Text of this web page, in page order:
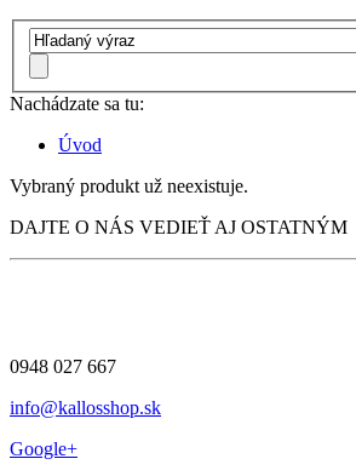
Nachádzate sa tu:
Úvod
Vybraný produkt už neexistuje.
DAJTE O NÁS VEDIEŤ AJ OSTATNÝM
0948 027 667
info@kallosshop.sk
Google+